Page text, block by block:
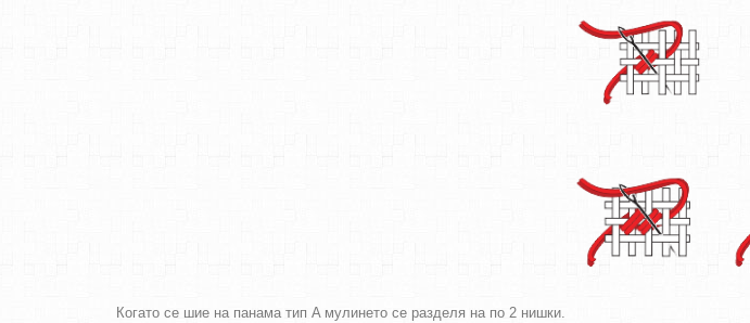
Когато се шие на панама тип A мулинето се разделя на по 2 нишки.